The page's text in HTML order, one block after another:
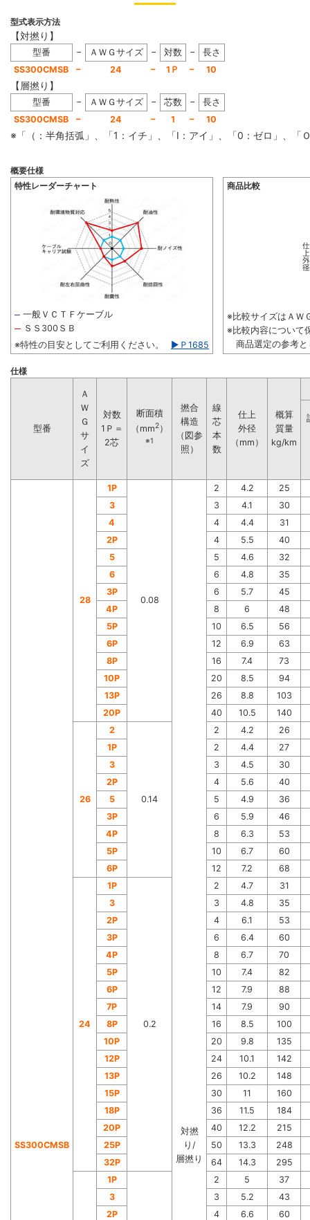
型式表示方法
【対撚り】
型番 − ＡＷＧサイズ − 対数 −
長さ
SS300CMSB
− 24 − 1Ｐ − 10
【層撚り】
型番 − ＡＷＧサイズ − 芯数 −
長さ
SS300CMSB
− 24 − 1 − 10
※「（：半角括弧」、「1：イチ」、「I：アイ」、「0：ゼロ」、「
概要仕様
特性レーダーチャート
商品比較
─ 一般ＶＣＴＦケーブル
─ＳＳ300ＳＢ
※比較サイズはＡＷ
※比較内容について
商品選定の参考と
※特性の目安としてご利用ください。 ▶Ｐ1685
仕様
型番
Ａ
Ｗ
Ｇ
サ
イ
ズ
対数
1Ｐ＝
2芯
断面積
（mm2）
※1
撚合
構造
（図参
照）
線
芯
本
数
仕上
外径
（mm）
概算
質量
kg/km
SS300CMSB
28
1P
0.08
対撚
り/
層撚り
2 4.2
25
3
3 4.1
30
4
4 4.4
31
2P
4 5.5
40
5
5 4.6
32
6
6 4.8
35
3P
6 5.7
45
4P
8 6
48
5P
10 6.5
56
6P
12 6.9
63
8P
16 7.4
73
10P
20 8.5
94
13P
26 8.8
103
20P
40 10.5 140
26
2
0.14
2 4.2
26
1P
2 4.4
27
3
3 4.5
30
2P
4 5.6
40
5
5 4.9
36
3P
6 5.9
46
4P
8 6.3
53
5P
10 6.7
60
6P
12 7.2 68
24
1P
0.2
2 4.7
31
3
3 4.8
35
2P
4 6.1
53
3P
6 6.4
60
4P
8 6.7
70
5P
10 7.4
82
6P
12 7.9
88
7P
14 7.9
90
8P
16 8.5
100
10P
20 9.8
135
12P
24 10.1
142
13P
26 10.2
148
15P
30 11
160
18P
36 11.5
184
20P
40 12.2
215
25P
50 13.3
248
32P
64 14.3 295
1P 2 5
37
3
3 5.2
43
2P
4 6.6
60